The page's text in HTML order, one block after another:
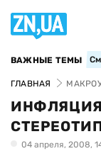
ВАЖНЫЕ ТЕМЫ
ГЛАВНАЯ
04 апреля, 2008,